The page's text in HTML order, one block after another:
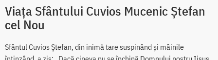
Viața Sfântului Cuvios Mucenic Ștefan
cel Nou
Sfântul Cuvios Ștefan, din inimă tare suspinând și mâinile